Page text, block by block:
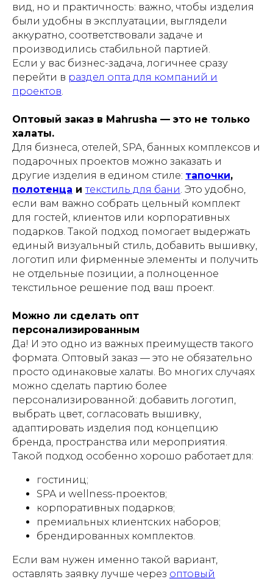
вид, но и практичность: важно, чтобы изделия
были удобны в эксплуатации, выглядели
аккуратно, соответствовали задаче и
производились стабильной партией.
Если у вас бизнес-задача, логичнее сразу
перейти в раздел опта для компаний и
проектов
Оптовый заказ в Mahrusha — это не только
халаты.
Для бизнеса, отелей, SPA, банных комплексов и
подарочных проектов можно заказать и
другие изделия в едином стиле: тапочки,
полотенца итекстиль для бани . Это удобно,
если вам важно собрать цельный комплект
для гостей, клиентов или корпоративных
подарков. Такой подход помогает выдержать
единый визуальный стиль, добавить вышивку,
логотип или фирменные элементы и получить
не отдельные позиции, а полноценное
текстильное решение под ваш проект.
Можно ли сделать опт
персонализированным
Да! И это одно из важных преимуществ такого
формата. Оптовый заказ — это не обязательно
просто одинаковые халаты. Во многих случаях
можно сделать партию более
персонализированной: добавить логотип,
выбрать цвет, согласовать вышивку,
адаптировать изделия под концепцию
бренда, пространства или мероприятия.
Такой подход особенно хорошо работает для:
гостиниц;
SPA и wellness-проектов;
корпоративных подарков;
премиальных клиентских наборов;
брендированных комплектов.
Если вам нужен именно такой вариант,
оставлять заявку лучше через оптовый